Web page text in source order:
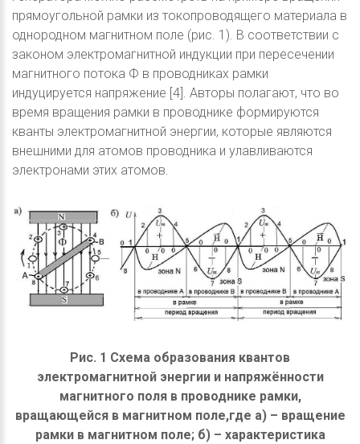
прямоугольной рамки из токопроводящего материала в
однородном магнитном поле (рис. 1). В соответствии с
законом электромагнитной индукции при пересечении
магнитного потока Ф в проводниках рамки
индуцируется напряжение [4]. Авторы полагают, что во
время вращения рамки в проводнике формируются
кванты электромагнитной энергии, которые являются
внешними для атомов проводника и улавливаются
электронами этих атомов.
Рис. 1 Схема образования квантов
электромагнитной энергии и напряжённости
магнитного поля в проводнике рамки,
вращающейся в магнитном поле,где а) – вращение
рамки в магнитном поле; б) – характеристика